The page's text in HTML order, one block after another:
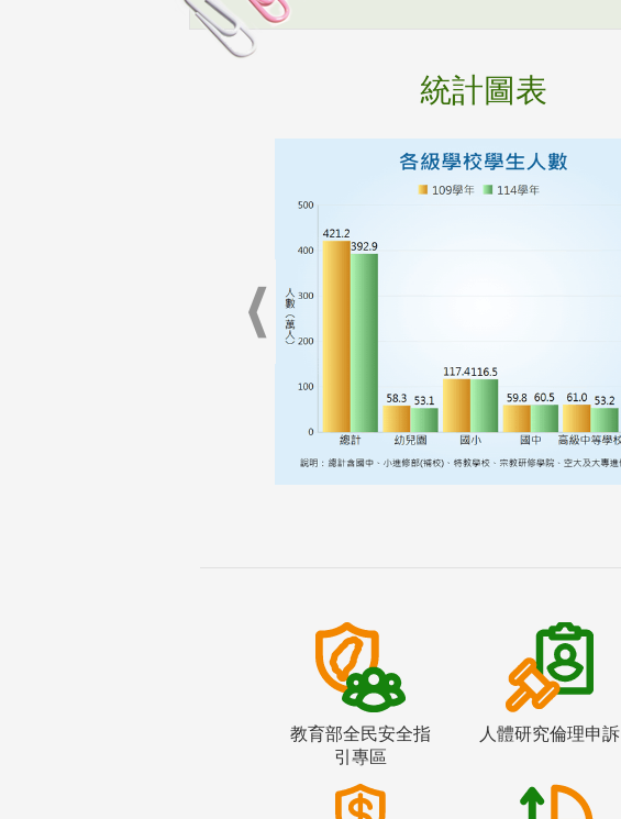
統計圖表
教育部全民安全指
引專區
人體研究倫理申訴